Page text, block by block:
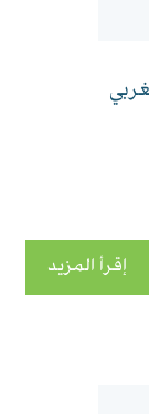
إقرأ المزيد